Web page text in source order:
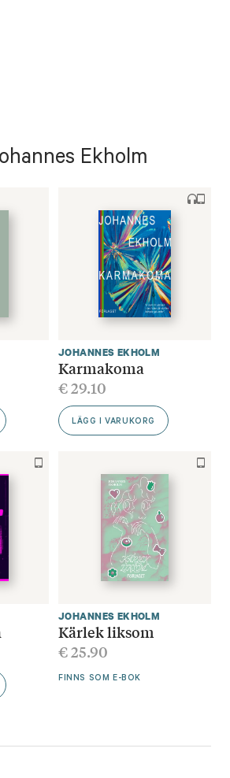
Ekholm
JOHANNES EKHOLM
Karmakoma
€29.10
LÄGG I VARUKORG
JOHANNES EKHOLM
Kärlek liksom
€25.90
FINNS SOM E-BOK